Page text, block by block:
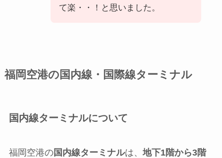
て楽・・！と思いました。
福岡空港の国内線・国際線ターミナル
国内線ターミナルについて
福岡空港の国内線ターミナルは、 地下1階から3階